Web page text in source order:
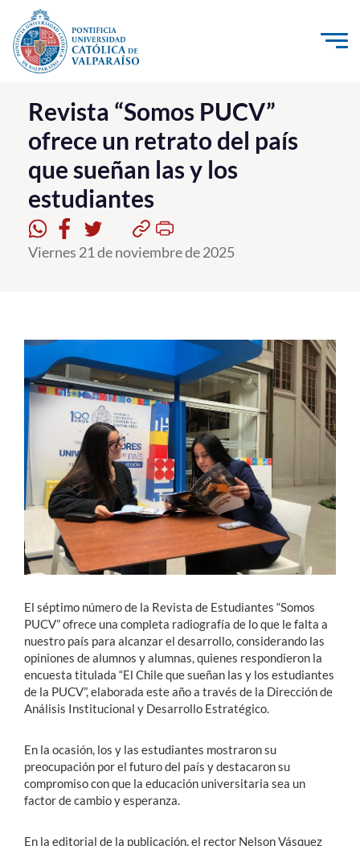
Click acá para ir directamente al contenido
La Universidad
Investigación, Creación e Innovación
PUCV Internacional
Vinculación con el Medio
Admisión
Formación Continua
Estudiantes
Académicos
Funcionarios
Alumni
English
Revista “Somos PUCV”
ofrece un retrato del país
que sueñan las y los
estudiantes
Viernes 21 de noviembre de 2025
El séptimo número de la Revista de Estudiantes “Somos
PUCV” ofrece una completa radiografía de lo que le falta a
nuestro país para alcanzar el desarrollo, considerando las
opiniones de alumnos y alumnas, quienes respondieron la
encuesta titulada “El Chile que sueñan las y los estudiantes
de la PUCV”, elaborada este año a través de la Dirección de
Análisis Institucional y Desarrollo Estratégico.
En la ocasión, los y las estudiantes mostraron su
preocupación por el futuro del país y destacaron su
compromiso con que la educación universitaria sea un
factor de cambio y esperanza.
En la editorial de la publicación, el rector Nelson Vásquez